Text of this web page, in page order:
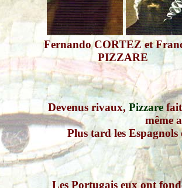
Fernando CORTEZ et
PIZZARE
Devenus rivaux, Pizzarefait
même
Plus tard les
Les Portugais eux ont